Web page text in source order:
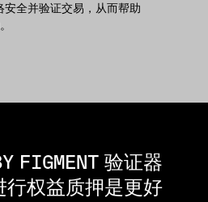
全并验证交易，从而帮助
FIGMENT 验证器
行权益质押是更好